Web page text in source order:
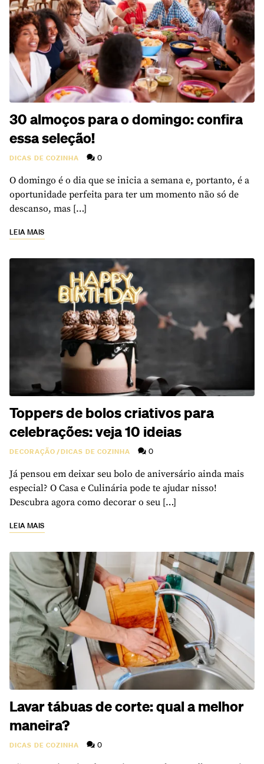
30 almoços para o domingo: confira
essa seleção!
DICAS DE COZINHA 0
O domingo é o dia que se inicia a semana e, portanto, é a
oportunidade perfeita para ter um momento não só de
descanso, mas […]
LEIA MAIS
Toppers de bolos criativos para
celebrações: veja 10 ideias
DECORAÇÃO/DICAS DE COZINHA 0
Já pensou em deixar seu bolo de aniversário ainda mais
especial? O Casa e Culinária pode te ajudar nisso!
Descubra agora como decorar o seu […]
LEIA MAIS
Lavar tábuas de corte: qual a melhor
maneira?
DICAS DE COZINHA 0